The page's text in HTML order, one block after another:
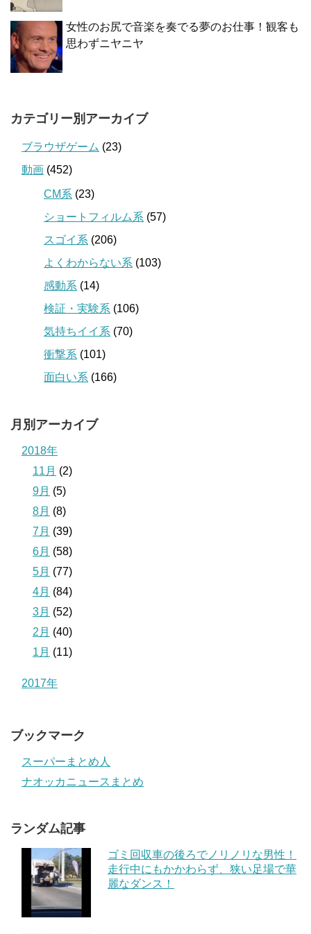
女性のお尻で音楽を奏でる夢のお仕事！観客も
思わずニヤニヤ
カテゴリー別アーカイブ
ブラウザゲーム (23)
動画 (452)
CM系 (23)
ショートフィルム系 (57)
スゴイ系 (206)
よくわからない系 (103)
感動系 (14)
検証・実験系 (106)
気持ちイイ系 (70)
衝撃系 (101)
面白い系 (166)
月別アーカイブ
2018年
11月 (2)
9月 (5)
8月 (8)
7月 (39)
6月 (58)
5月 (77)
4月 (84)
3月 (52)
2月 (40)
1月 (11)
2017年
ブックマーク
スーパーまとめ人
ナオッカニュースまとめ
ランダム記事
ゴミ回収車の後ろでノリノリな男性！
走行中にもかかわらず、狭い足場で華
麗なダンス！